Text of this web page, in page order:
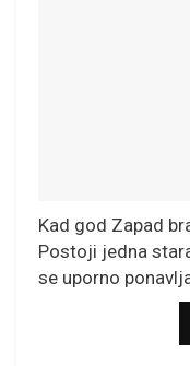
Kad god Zapad
Postoji jedna
se uporno